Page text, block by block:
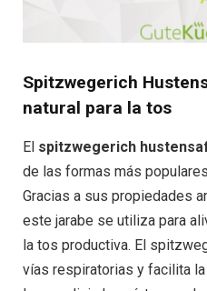
Spitzwegerich
natural para la tos
El spitzwegerich
de las formas más
Gracias a sus propiedades
este jarabe se utiliza para
la tos productiva. El
vías respiratorias y facilita